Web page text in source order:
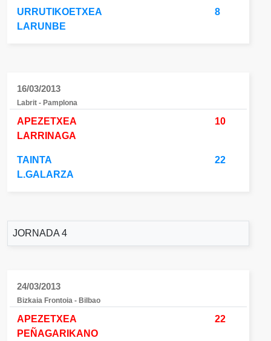
URRUTIKOETXEA
LARUNBE
8
16/03/2013
Labrit - Pamplona
APEZETXEA
LARRINAGA
10
TAINTA
L.GALARZA
22
JORNADA 4
24/03/2013
Bizkaia Frontoia - Bilbao
APEZETXEA
PEÑAGARIKANO
22